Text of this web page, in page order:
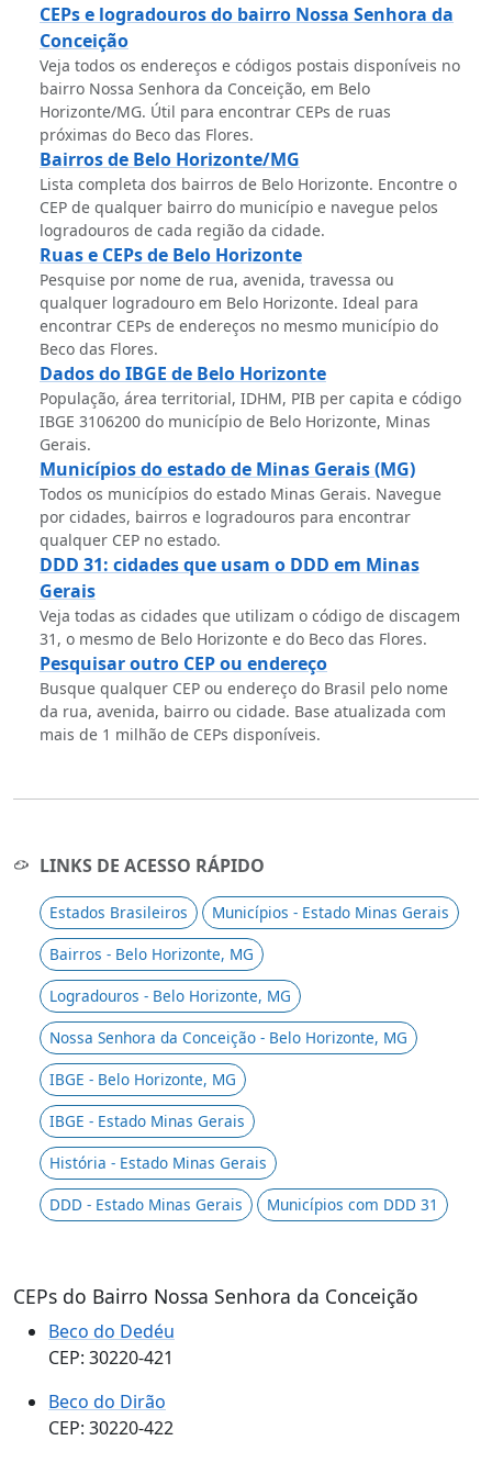
CEPs e logradouros do bairro Nossa Senhora da
Conceição
Veja todos os endereços e códigos postais disponíveis no
bairro Nossa Senhora da Conceição, em Belo
Horizonte/MG. Útil para encontrar CEPs de ruas
próximas do Beco das Flores.
Bairros de Belo Horizonte/MG
Lista completa dos bairros de Belo Horizonte. Encontre o
CEP de qualquer bairro do município e navegue pelos
logradouros de cada região da cidade.
Ruas e CEPs de Belo Horizonte
Pesquise por nome de rua, avenida, travessa ou
qualquer logradouro em Belo Horizonte. Ideal para
encontrar CEPs de endereços no mesmo município do
Beco das Flores.
Dados do IBGE de Belo Horizonte
População, área territorial, IDHM, PIB per capita e código
IBGE 3106200 do município de Belo Horizonte, Minas
Gerais.
Municípios do estado de Minas Gerais (MG)
Todos os municípios do estado Minas Gerais. Navegue
por cidades, bairros e logradouros para encontrar
qualquer CEP no estado.
DDD 31: cidades que usam o DDD em Minas
Gerais
Veja todas as cidades que utilizam o código de discagem
31, o mesmo de Belo Horizonte e do Beco das Flores.
Pesquisar outro CEP ou endereço
Busque qualquer CEP ou endereço do Brasil pelo nome
da rua, avenida, bairro ou cidade. Base atualizada com
mais de 1 milhão de CEPs disponíveis.
LINKS DE ACESSO RÁPIDO
Estados Brasileiros
Municípios - Estado Minas Gerais
Bairros - Belo Horizonte, MG
Logradouros - Belo Horizonte, MG
Nossa Senhora da Conceição - Belo Horizonte, MG
IBGE - Belo Horizonte, MG
IBGE - Estado Minas Gerais
História - Estado Minas Gerais
DDD - Estado Minas Gerais
Municípios com DDD 31
CEPs do Bairro Nossa Senhora da Conceição
Beco do Dedéu
CEP: 30220-421
Beco do Dirão
CEP: 30220-422